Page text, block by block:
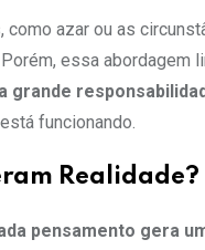
azar ou as
essa abordagem
grande
funcionando.
Realidade?
pensamento gera